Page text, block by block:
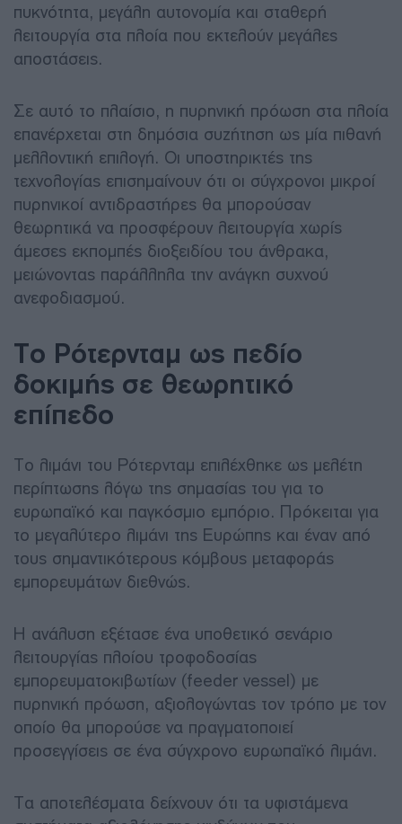
πυκνότητα, μεγάλη αυτονομία και σταθερή
λειτουργία στα πλοία που εκτελούν μεγάλες
αποστάσεις.
Σε αυτό το πλαίσιο, η πυρηνική πρόωση στα πλοία
επανέρχεται στη δημόσια συζήτηση ως μία πιθανή
μελλοντική επιλογή. Οι υποστηρικτές της
τεχνολογίας επισημαίνουν ότι οι σύγχρονοι μικροί
πυρηνικοί αντιδραστήρες θα μπορούσαν
θεωρητικά να προσφέρουν λειτουργία χωρίς
άμεσες εκπομπές διοξειδίου του άνθρακα,
μειώνοντας παράλληλα την ανάγκη συχνού
ανεφοδιασμού.
Το Ρότερνταμ ως πεδίο
δοκιμής σε θεωρητικό
επίπεδο
Το λιμάνι του Ρότερνταμ επιλέχθηκε ως μελέτη
περίπτωσης λόγω της σημασίας του για το
ευρωπαϊκό και παγκόσμιο εμπόριο. Πρόκειται για
το μεγαλύτερο λιμάνι της Ευρώπης και έναν από
τους σημαντικότερους κόμβους μεταφοράς
εμπορευμάτων διεθνώς.
Η ανάλυση εξέτασε ένα υποθετικό σενάριο
λειτουργίας πλοίου τροφοδοσίας
εμπορευματοκιβωτίων (feeder vessel) με
πυρηνική πρόωση, αξιολογώντας τον τρόπο με τον
οποίο θα μπορούσε να πραγματοποιεί
προσεγγίσεις σε ένα σύγχρονο ευρωπαϊκό λιμάνι.
Τα αποτελέσματα δείχνουν ότι τα υφιστάμενα